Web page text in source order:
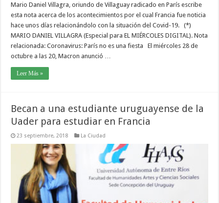
Mario Daniel Villagra, oriundo de Villaguay radicado en París escribe
esta nota acerca de los acontecimientos por el cual Francia fue noticia
hace unos días relacionándolo con la situación del Covid-19. (*)
MARIO DANIEL VILLAGRA (Especial para EL MIÉRCOLES DIGITAL). Nota
relacionada: Coronavirus: París no es una fiesta El miércoles 28 de
octubre a las 20, Macron anunció …
Leer Más »
Becan a una estudiante uruguayense de la
Uader para estudiar en Francia
23 septiembre, 2018 La Ciudad